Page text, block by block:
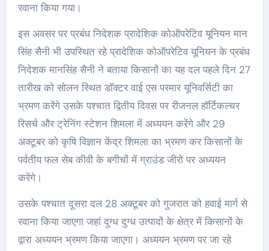
रवाना किया गया।
इस अवसर पर प्रबंध निदेशक प्रादेशिक कोऑपरेटिव यूनियन मान
सिंह सैनी भी उपस्थित रहे प्रादेशिक कोऑपरेटिव यूनियन के प्रबंध
निदेशक मानसिंह सैनी ने बताया किसानों का यह दल पहले दिन 27
तारीख को सोलन स्थित डॉक्टर वाई एस परमार यूनिवर्सिटी का
भ्रमण करेंगे उसके पश्चात द्वितीय दिवस पर रीजनल हॉर्टिकल्चर
रिसर्च और ट्रेनिंग स्टेशन शिमला में अध्ययन करेंगे और 29
अक्टूबर को कृषि विज्ञान केंद्र शिमला का भ्रमण कर किसानों के
पर्वतीय फल सेब कीवी के बगीचों में ग्राउंड जीरो पर अध्ययन
करेंगे।
उसके पश्चात दूसरा दल 28 अक्टूबर को गुजरात को हवाई मार्ग से
रवाना किया जाएगा जहां दुग्ध दुग्ध उत्पादों के क्षेत्र में किसानों के
द्वारा अध्ययन भ्रमण किया जाएगा। अध्ययन भ्रमण पर जा रहे